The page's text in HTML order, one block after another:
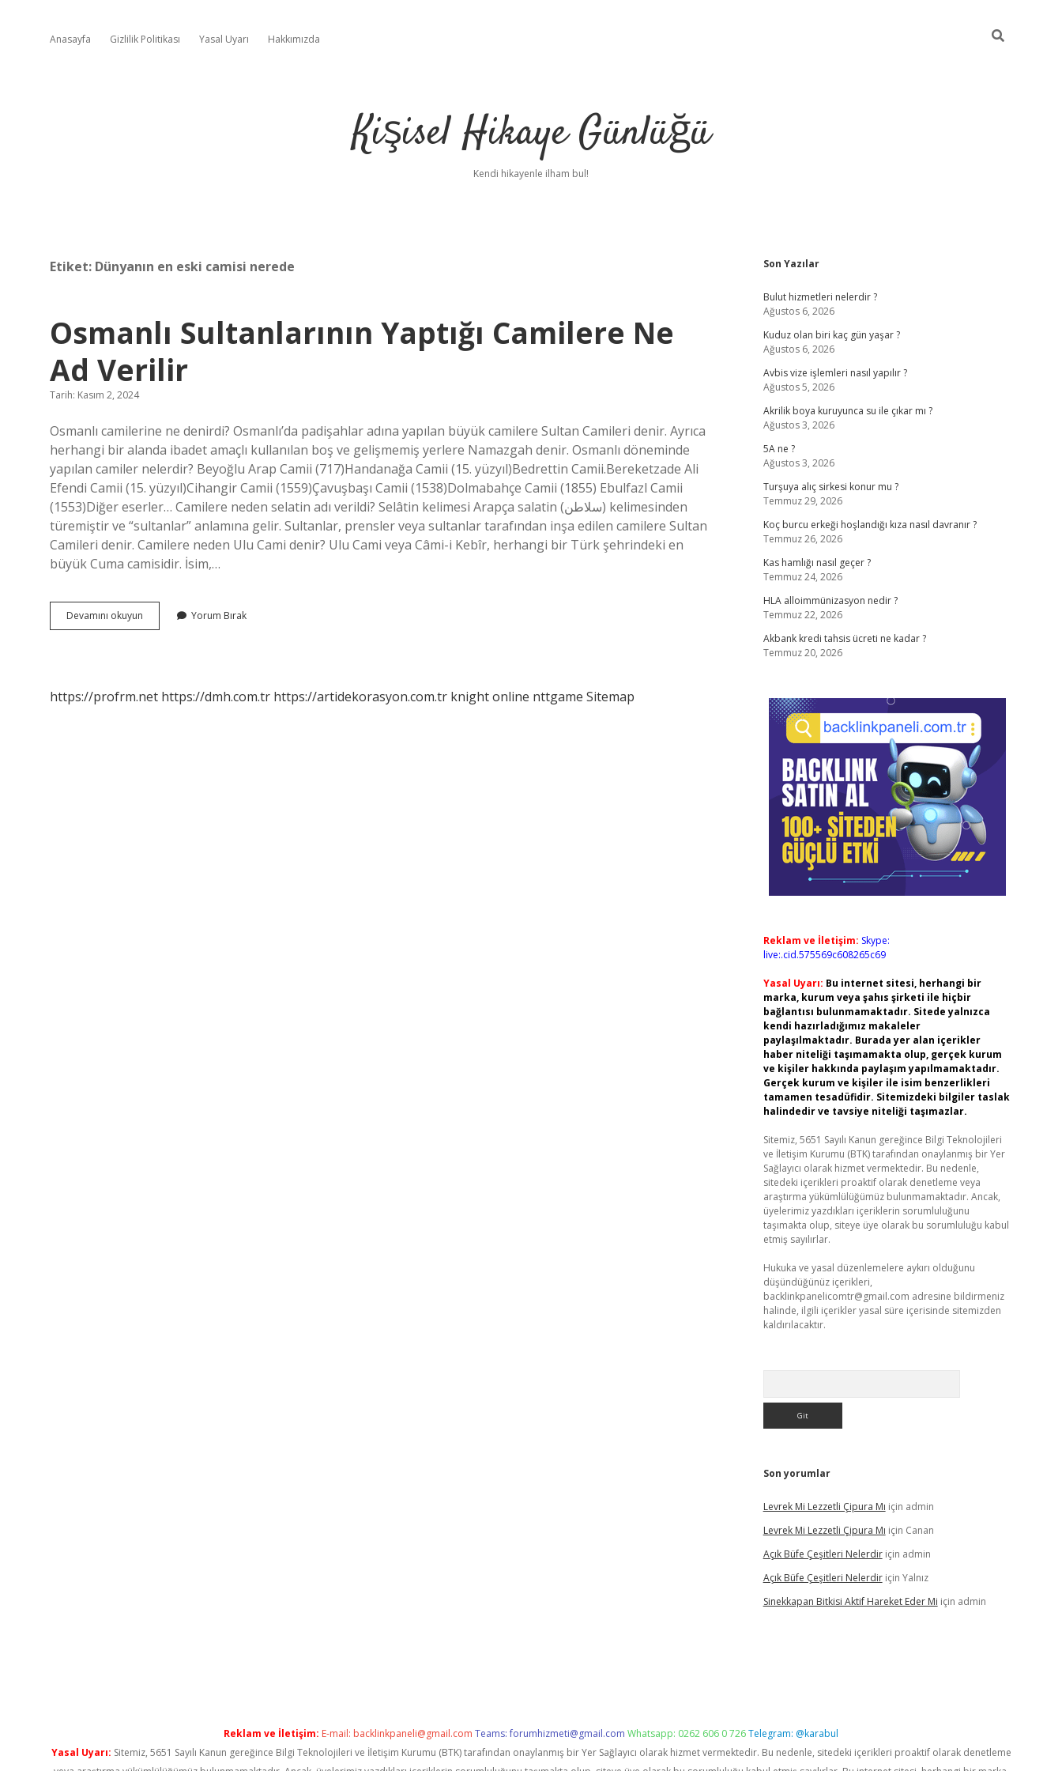
Anasayfa Gizlilik Politikası Yasal Uyarı Hakkımızda
Kişisel Hikaye Günlüğü
Kendi hikayenle ilham bul!
Etiket: Dünyanın en eski camisi nerede
Osmanlı Sultanlarının Yaptığı Camilere Ne
Ad Verilir
Tarih: Kasım 2, 2024
Osmanlı camilerine ne denirdi? Osmanlı’da padişahlar adına yapılan büyük camilere Sultan Camileri denir. Ayrıca
herhangi bir alanda ibadet amaçlı kullanılan boş ve gelişmemiş yerlere Namazgah denir. Osmanlı döneminde
yapılan camiler nelerdir? Beyoğlu Arap Camii (717)Handanağa Camii (15. yüzyıl)Bedrettin Camii.Bereketzade Ali
Efendi Camii (15. yüzyıl)Cihangir Camii (1559)Çavuşbaşı Camii (1538)Dolmabahçe Camii (1855) Ebulfazl Camii
(1553)Diğer eserler… Camilere neden selatin adı verildi? Selâtin kelimesi Arapça salatin (سلاطن) kelimesinden
türemiştir ve “sultanlar” anlamına gelir. Sultanlar, prensler veya sultanlar tarafından inşa edilen camilere Sultan
Camileri denir. Camilere neden Ulu Cami denir? Ulu Cami veya Câmi-i Kebîr, herhangi bir Türk şehrindeki en
büyük Cuma camisidir. İsim,…
Devamını okuyun Osmanlı
Sultanlarının
Verilir
Yorum Bırak
https://profrm.net https://dmh.com.tr https://artidekorasyon.com.tr knight online nttgame Sitemap
Sidebar
Son Yazılar
Bulut hizmetleri nelerdir ?
Ağustos 6, 2026
Kuduz olan biri kaç gün yaşar ?
Ağustos 6, 2026
Avbis vize işlemleri nasıl yapılır ?
Ağustos 5, 2026
Akrilik boya kuruyunca su ile çıkar mı ?
Ağustos 3, 2026
5A ne ?
Ağustos 3, 2026
Turşuya alıç sirkesi konur mu ?
Temmuz 29, 2026
Koç burcu erkeği hoşlandığı kıza nasıl davranır ?
Temmuz 26, 2026
Kas hamlığı nasıl geçer ?
Temmuz 24, 2026
HLA alloimmünizasyon nedir ?
Temmuz 22, 2026
Akbank kredi tahsis ücreti ne kadar ?
Temmuz 20, 2026
Reklam ve İletişim: Skype:
live:.cid.575569c608265c69
Yasal Uyarı: Bu internet sitesi, herhangi bir
marka, kurum veya şahıs şirketi ile hiçbir
bağlantısı bulunmamaktadır. Sitede yalnızca
kendi hazırladığımız makaleler
paylaşılmaktadır. Burada yer alan içerikler
haber niteliği taşımamakta olup, gerçek kurum
ve kişiler hakkında paylaşım yapılmamaktadır.
Gerçek kurum ve kişiler ile isim benzerlikleri
tamamen tesadüfidir. Sitemizdeki bilgiler taslak
halindedir ve tavsiye niteliği taşımazlar.
Sitemiz, 5651 Sayılı Kanun gereğince Bilgi Teknolojileri
ve İletişim Kurumu (BTK) tarafından onaylanmış bir Yer
Sağlayıcı olarak hizmet vermektedir. Bu nedenle,
sitedeki içerikleri proaktif olarak denetleme veya
araştırma yükümlülüğümüz bulunmamaktadır. Ancak,
üyelerimiz yazdıkları içeriklerin sorumluluğunu
taşımakta olup, siteye üye olarak bu sorumluluğu kabul
etmiş sayılırlar.
Hukuka ve yasal düzenlemelere aykırı olduğunu
düşündüğünüz içerikleri,
backlinkpanelicomtr@gmail.com adresine bildirmeniz
halinde, ilgili içerikler yasal süre içerisinde sitemizden
kaldırılacaktır.
Son yorumlar
Levrek Mi Lezzetli Çipura Mı için admin
Levrek Mi Lezzetli Çipura Mı için Canan
Açık Büfe Çeşitleri Nelerdiriçin admin
Açık Büfe Çeşitleri Nelerdiriçin Yalnız
Sinekkapan Bitkisi Aktif Hareket Eder Mi için admin
Reklam ve İletişim: E-mail: backlinkpaneli@gmail.com Teams:forumhizmeti@gmail.com Whatsapp: 0262 606 0 726Telegram: @karabul
Yasal Uyarı: Sitemiz, 5651 Sayılı Kanun gereğince Bilgi Teknolojileri ve İletişim Kurumu (BTK) tarafından onaylanmış bir Yer Sağlayıcı olarak hizmet vermektedir. Bu nedenle, sitedeki içerikleri proaktif olarak denetleme